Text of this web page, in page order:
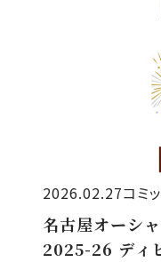
2026.02.27コミ
名古屋オーシ
2025-26 ディ